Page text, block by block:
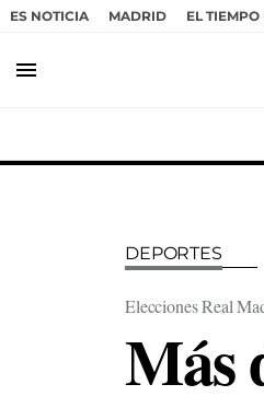
ES NOTICIA MADRID EL TIEMPO
menu
DEPORTES
Elecciones Real
Más